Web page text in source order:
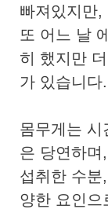
빠져있지만,
또 어느 날
히 했지만
가 있습니다.
몸무게는 시
은 당연하며,
섭취한 수
양한 요인으